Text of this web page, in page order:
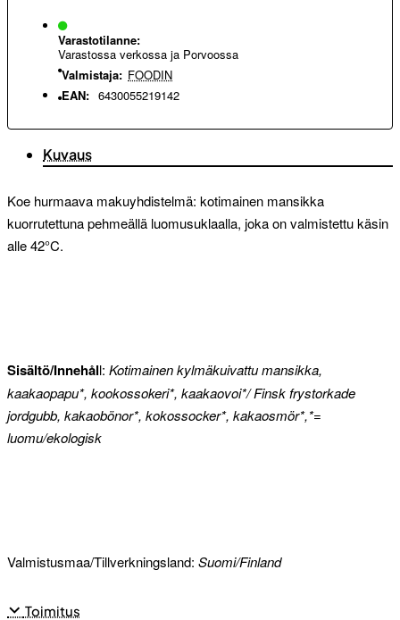
Varastotilanne:
Varastossa verkossa ja Porvoossa
Valmistaja: FOODIN
EAN: 6430055219142
Kuvaus
Koe hurmaava makuyhdistelmä: kotimainen mansikka
kuorrutettuna pehmeällä luomusuklaalla, joka on valmistettu käsin
alle 42°C.
Sisältö/Innehåll: Kotimainen kylmäkuivattu mansikka,
kaakaopapu*, kookossokeri*, kaakaovoi*/ Finsk frystorkade
jordgubb, kakaobönor*, kokossocker*, kakaosmör*,*=
luomu/ekologisk
Valmistusmaa/Tillverkningsland: Suomi/Finland
Toimitus